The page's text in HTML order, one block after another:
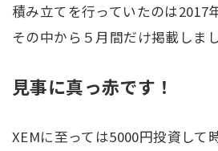
積み立てを行っていたのは2017
その中から５月間だけ掲載しまし
見事に真っ赤です！
XEMに至っては5000円投資して